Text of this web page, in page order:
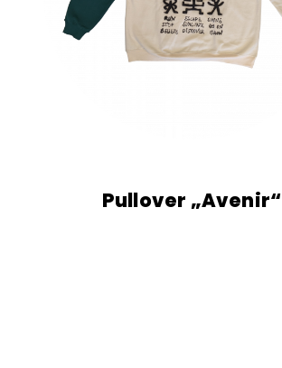
Pullover „Avenir“